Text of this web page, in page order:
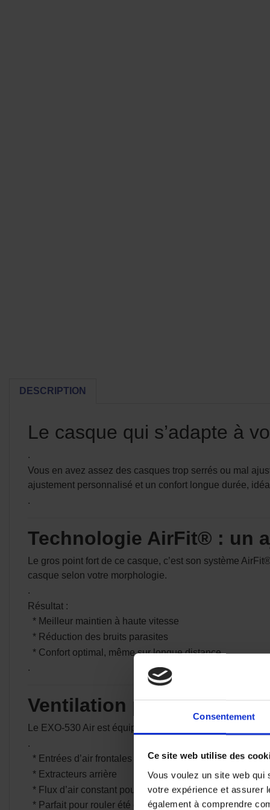
Consentement
Ce site web utilise des
Vous voulez un site web
votre expérience et assurer
également à comprendre
DESCRIPTION
Le casque qui s’adapte à
.
Vous en avez assez des casques trop serrés ou mal
ajustement personnalisé et un confort longue durée,
.
Technologie AirFit® : un
Le gros point fort de ce casque, c’est son système
casque selon votre morphologie.
.
Résultat :
* Meilleur maintien à haute vitesse
* Réduction des bruits parasites
* Confort optimal, même sur longue distance
.
Ventilation performante
Le EXO-530 Air est équipé d’un système de ventilation
.
* Entrées d’air frontales
* Extracteurs arrière
* Flux d’air constant pour limiter la chaleur et la buée
* Parfait pour rouler été comme hiver sans compromis.